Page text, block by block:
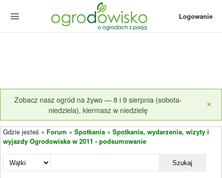
Logowanie
Zobacz nasz ogród na żywo — 8 i 9 sierpnia (sobota-
niedziela), kiermasz w niedzielę
×
Gdzie jesteś » Forum » Spotkania » Spotkania, wydarzenia, wizyty i
wyjazdy Ogrodowiska w 2011 - podsumowanie
Szukaj